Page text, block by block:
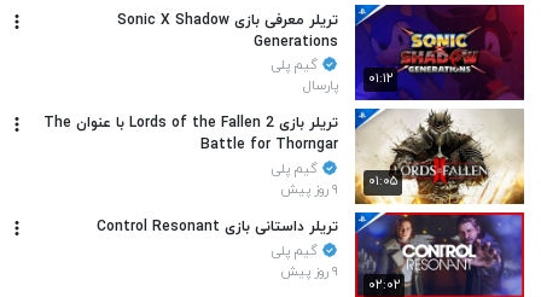
۰۱:۱۲
تریلر معرفی بازی Sonic X Shadow
Generations
گیم پلی
پارسال
۰۱:۰۵
تریلر بازی Lords of the Fallen 2 با عنوان The
Battle for Thorngar
گیم پلی
۹ روز پیش
۰۲:۰۲
تریلر داستانی بازی Control Resonant
گیم پلی
۹ روز پیش